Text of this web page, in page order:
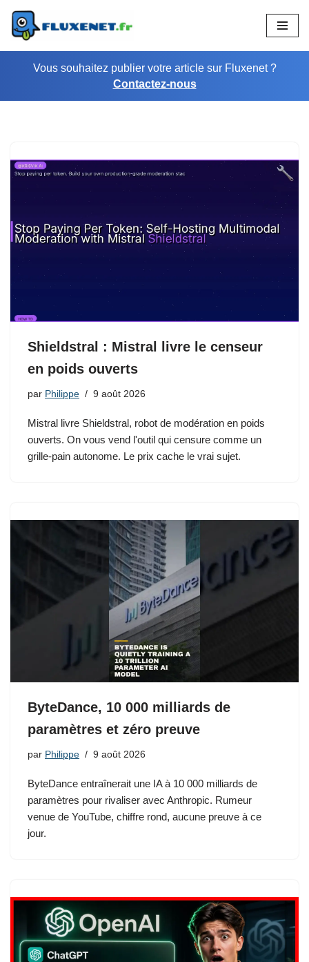
Aller
au
contenuVous souhaitez publier votre article sur Fluxenet ?
Contactez-nous
Shieldstral : Mistral livre le censeur
en poids ouverts
par Philippe 9 août 2026
Mistral livre Shieldstral, robot de modération en poids
ouverts. On vous vend l'outil qui censure comme un
grille-pain autonome. Le prix cache le vrai sujet.
ByteDance, 10 000 milliards de
paramètres et zéro preuve
par Philippe 9 août 2026
ByteDance entraînerait une IA à 10 000 milliards de
paramètres pour rivaliser avec Anthropic. Rumeur
venue de YouTube, chiffre rond, aucune preuve à ce
jour.